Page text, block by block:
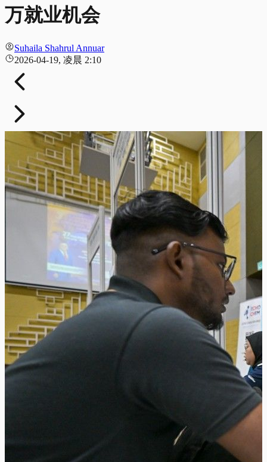
万就业机会
Suhaila Shahrul Annuar
2026-04-19, 凌晨 2:10